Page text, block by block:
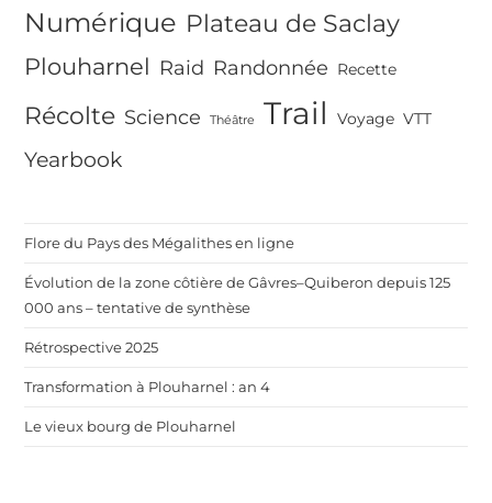
Numérique Plateau de Saclay
Plouharnel Raid Randonnée Recette
Récolte Science Théâtre Trail Voyage VTT
Yearbook
Flore du Pays des Mégalithes en ligne
Évolution de la zone côtière de Gâvres–Quiberon depuis 125
000 ans – tentative de synthèse
Rétrospective 2025
Transformation à Plouharnel : an 4
Le vieux bourg de Plouharnel